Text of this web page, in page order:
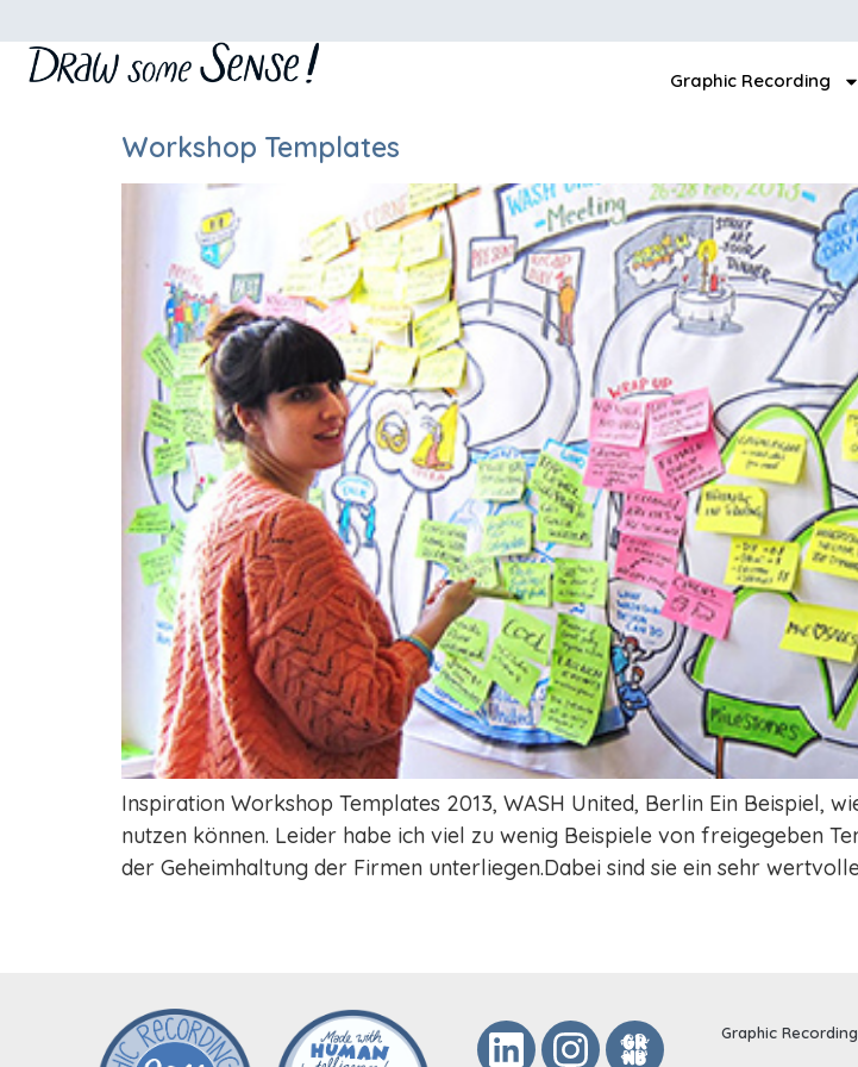
Graphic Recording
Workshop Templates
Inspiration Workshop Templates 2013, WASH United, Berlin Ein Beispiel,
nutzen können. Leider habe ich viel zu wenig Beispiele von freigegeben
der Geheimhaltung der Firmen unterliegen.Dabei sind sie ein sehr
Graphic Recording